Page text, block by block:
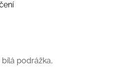
podrážka,